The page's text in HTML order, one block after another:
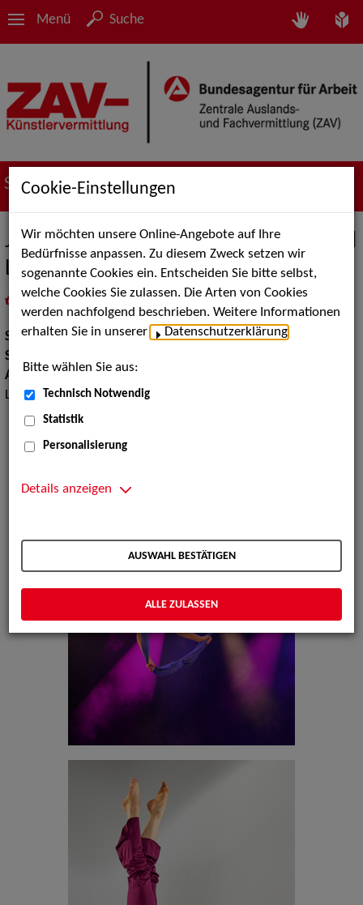
Menü Suche
Suche nach Künstler*innen
Johanna Häußler - Tanzakrobatik und
Luftartistik
Show:Artistik, Show Acts
Show Acts:
Artistik:
Luftakrobatik
Cookie-Einstellungen
Wir möchten unsere Online-Angebote auf Ihre
Bedürfnisse anpassen. Zu diesem Zweck setzen wir
sogenannte Cookies ein. Entscheiden Sie bitte selbst,
welche Cookies Sie zulassen. Die Arten von Cookies
werden nachfolgend beschrieben. Weitere Informationen
erhalten Sie in unserer
Datenschutzerklärung
Bitte wählen Sie aus:
Technisch Notwendig
Statistik
Personalisierung
Details anzeigen
AUSWAHL BESTÄTIGEN
ALLE ZULASSEN